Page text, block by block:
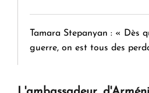
Tamara Stepanyan : « Dès
guerre, on est tous des
" Tant qu'il n'existe pas